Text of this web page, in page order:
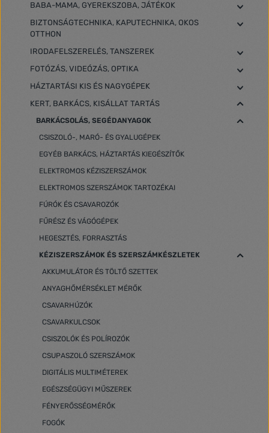
BABA-MAMA, GYEREKSZOBA, JÁTÉKOK
BIZTONSÁGTECHNIKA, KAPUTECHNIKA, OKOS
OTTHON
IRODAFELSZERELÉS, TANSZEREK
FOTÓZÁS, VIDEÓZÁS, OPTIKA
HÁZTARTÁSI KIS ÉS NAGYGÉPEK
KERT, BARKÁCS, KISÁLLAT TARTÁS
BARKÁCSOLÁS, SEGÉDANYAGOK
CSISZOLÓ-, MARÓ- ÉS GYALUGÉPEK
EGYÉB BARKÁCS, HÁZTARTÁS KIEGÉSZÍTŐK
ELEKTROMOS KÉZISZERSZÁMOK
ELEKTROMOS SZERSZÁMOK TARTOZÉKAI
FÚRÓK ÉS CSAVAROZÓK
FŰRÉSZ ÉS VÁGÓGÉPEK
HEGESZTÉS, FORRASZTÁS
KÉZISZERSZÁMOK ÉS SZERSZÁMKÉSZLETEK
AKKUMULÁTOR ÉS TÖLTŐ SZETTEK
ANYAGHŐMÉRSÉKLET MÉRŐK
CSAVARHÚZÓK
CSAVARKULCSOK
CSISZOLÓK ÉS POLÍROZÓK
CSUPASZOLÓ SZERSZÁMOK
DIGITÁLIS MULTIMÉTEREK
EGÉSZSÉGÜGYI MŰSZEREK
FÉNYERŐSSÉGMÉRŐK
FOGÓK